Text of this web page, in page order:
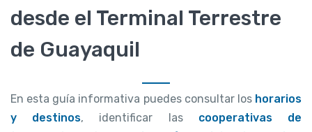
desde el Terminal Terrestre
de Guayaquil
En esta guía informativa puedes consultar los horarios
y destinos, identificar las cooperativas de